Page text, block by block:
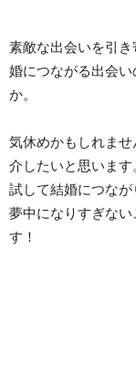
素敵な出会いを引
婚につながる出会
か。
気休めかもしれま
介したいと思いま
試して結婚につな
夢中になりすぎな
す！